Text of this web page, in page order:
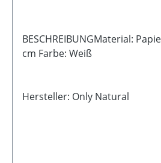
BESCHREIBUNGMaterial:
cm Farbe: Weiß
Hersteller: Only Natural